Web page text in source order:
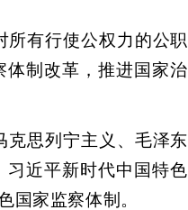
所有行使公权力的公职
体制改革，推进国家治
克思列宁主义、毛泽东
习近平新时代中国特色
国家监察体制。